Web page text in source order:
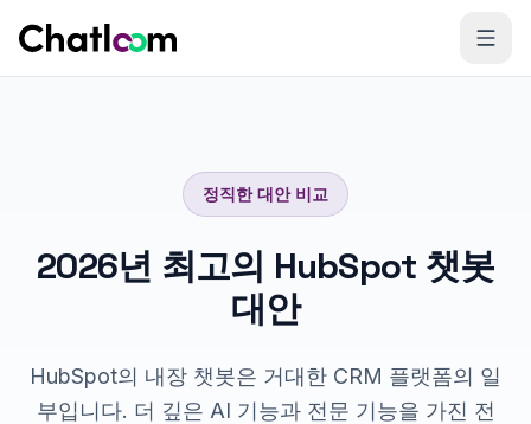
정직한 대안 비교
2026년 최고의 HubSpot 챗봇
대안
HubSpot의 내장 챗봇은 거대한 CRM 플랫폼의 일
부입니다. 더 깊은 AI 기능과 전문 기능을 가진 전